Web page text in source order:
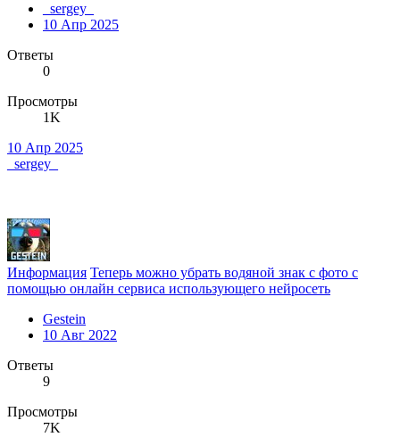
_sergey_
10 Апр 2025
Ответы
0
Просмотры
1K
10 Апр 2025
_sergey_
Информация Теперь можно убрать водяной знак с фото с
помощью онлайн сервиса использующего нейросеть
Gestein
10 Авг 2022
Ответы
9
Просмотры
7K